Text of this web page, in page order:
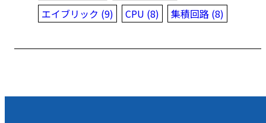
エイブリック (9)
CPU (8) 集積回路 (8)